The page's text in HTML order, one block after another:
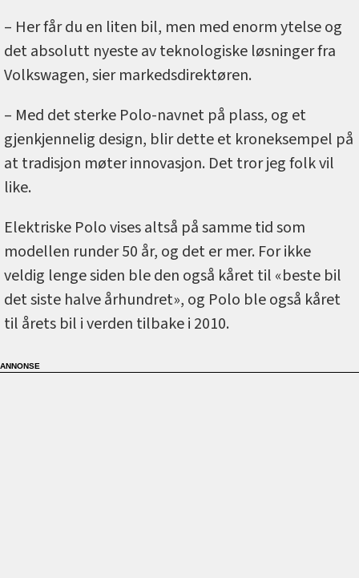
– Her får du en liten bil, men med enorm ytelse og
det absolutt nyeste av teknologiske løsninger fra
Volkswagen, sier markedsdirektøren.
– Med det sterke Polo-navnet på plass, og et
gjenkjennelig design, blir dette et kroneksempel på
at tradisjon møter innovasjon. Det tror jeg folk vil
like.
Elektriske Polo vises altså på samme tid som
modellen runder 50 år, og det er mer. For ikke
veldig lenge siden ble den også kåret til «beste bil
det siste halve århundret», og Polo ble også kåret
til årets bil i verden tilbake i 2010.